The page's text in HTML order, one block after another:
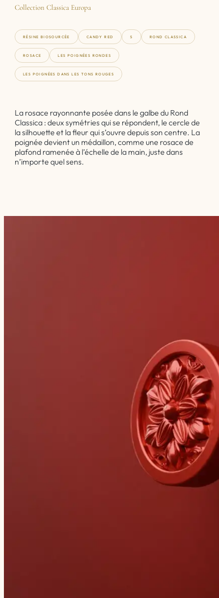
Collection Classica Europa
RÉSINE BIOSOURCÉE CANDY RED S ROND CLASSICA
ROSACE LES POIGNÉES RONDES
LES POIGNÉES DANS LES TONS ROUGES
La rosace rayonnante posée dans le galbe du Rond
Classica : deux symétries qui se répondent, le cercle de
la silhouette et la fleur qui s’ouvre depuis son centre. La
poignée devient un médaillon, comme une rosace de
plafond ramenée à l’échelle de la main, juste dans
n’importe quel sens.